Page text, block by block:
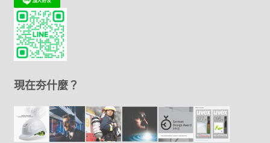
現在夯什麼？